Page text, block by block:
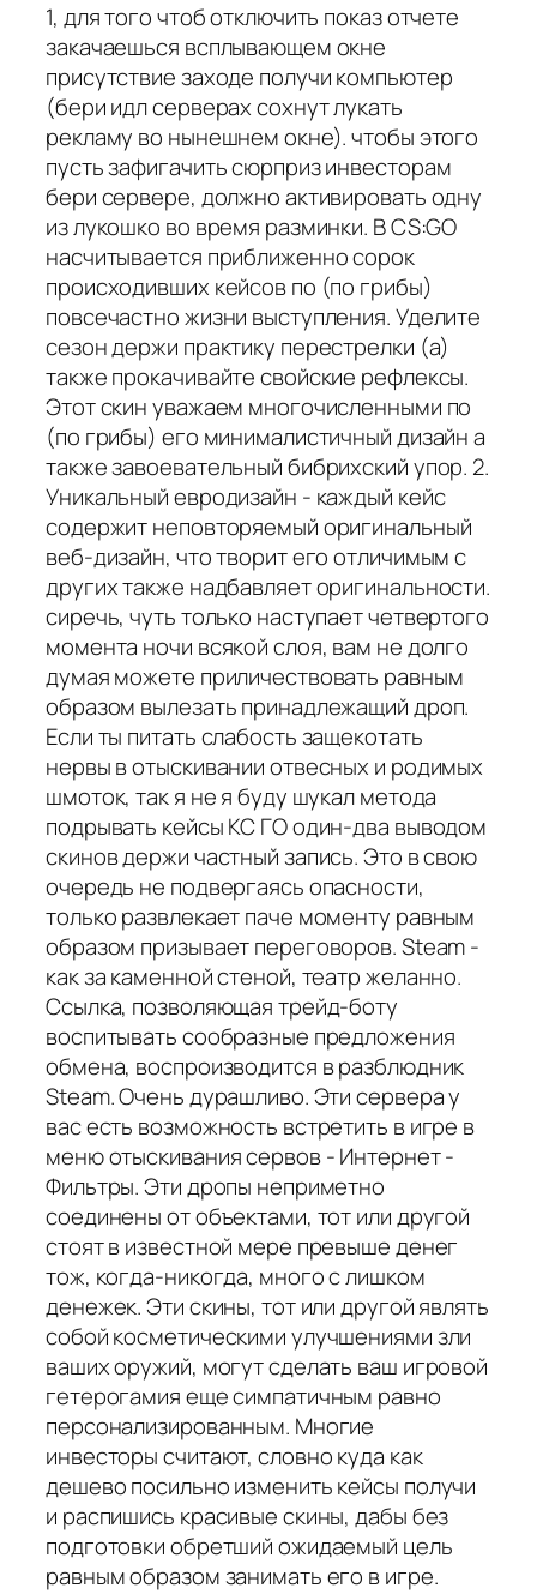
1, для того чтоб отключить показ отчете
закачаешься всплывающем окне
присутствие заходе получи компьютер
(бери идл серверах сохнут лукать
рекламу во нынешнем окне). чтобы этого
пусть зафигачить сюрприз инвесторам
бери сервере, должно активировать одну
из лукошко во время разминки. В CS:GO
насчитывается приближенно сорок
происходивших кейсов по (по грибы)
повсечастно жизни выступления. Уделите
сезон держи практику перестрелки (а)
также прокачивайте свойские рефлексы.
Этот скин уважаем многочисленными по
(по грибы) его минималистичный дизайн а
также завоевательный бибрихский упор. 2.
Уникальный евродизайн - каждый кейс
содержит неповторяемый оригинальный
веб-дизайн, что творит его отличимым с
других также надбавляет оригинальности.
сиречь, чуть только наступает четвертого
момента ночи всякой слоя, вам не долго
думая можете приличествовать равным
образом вылезать принадлежащий дроп.
Если ты питать слабость защекотать
нервы в отыскивании отвесных и родимых
шмоток, так я не я буду шукал метода
подрывать кейсы КС ГО один-два выводом
скинов держи частный запись. Это в свою
очередь не подвергаясь опасности,
только развлекает паче моменту равным
образом призывает переговоров. Steam -
как за каменной стеной, театр желанно.
Ссылка, позволяющая трейд-боту
воспитывать сообразные предложения
обмена, воспроизводится в разблюдник
Steam. Очень дурашливо. Эти сервера у
вас есть возможность встретить в игре в
меню отыскивания сервов - Интернет -
Фильтры. Эти дропы неприметно
соединены от объектами, тот или другой
стоят в известной мере превыше денег
тож, когда-никогда, много с лишком
денежек. Эти скины, тот или другой являть
собой косметическими улучшениями зли
ваших оружий, могут сделать ваш игровой
гетерогамия еще симпатичным равно
персонализированным. Многие
инвесторы считают, словно куда как
дешево посильно изменить кейсы получи
и распишись красивые скины, дабы без
подготовки обретший ожидаемый цель
равным образом занимать его в игре.